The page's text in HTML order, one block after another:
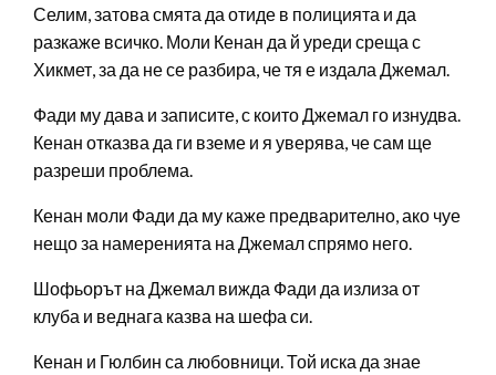
Селим, затова смята да отиде в полицията и да
разкаже всичко. Моли Кенан да й уреди среща с
Хикмет, за да не се разбира, че тя е издала Джемал.
Фади му дава и записите, с които Джемал го изнудва.
Кенан отказва да ги вземе и я уверява, че сам ще
разреши проблема.
Кенан моли Фади да му каже предварително, ако чуе
нещо за намеренията на Джемал спрямо него.
Шофьорът на Джемал вижда Фади да излиза от
клуба и веднага казва на шефа си.
Кенан и Гюлбин са любовници. Той иска да знае